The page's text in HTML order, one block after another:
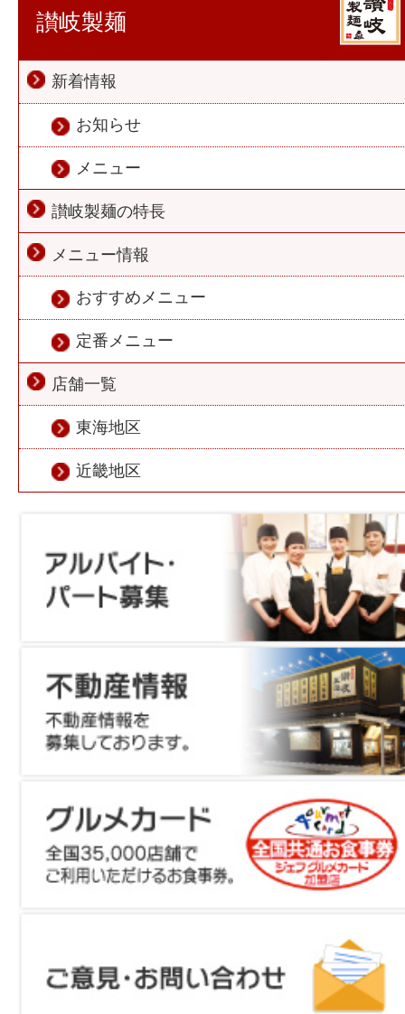
讃岐製麺
新着情報
お知らせ
メニュー
讃岐製麺の特長
メニュー情報
おすすめメニュー
定番メニュー
店舗一覧
東海地区
近畿地区